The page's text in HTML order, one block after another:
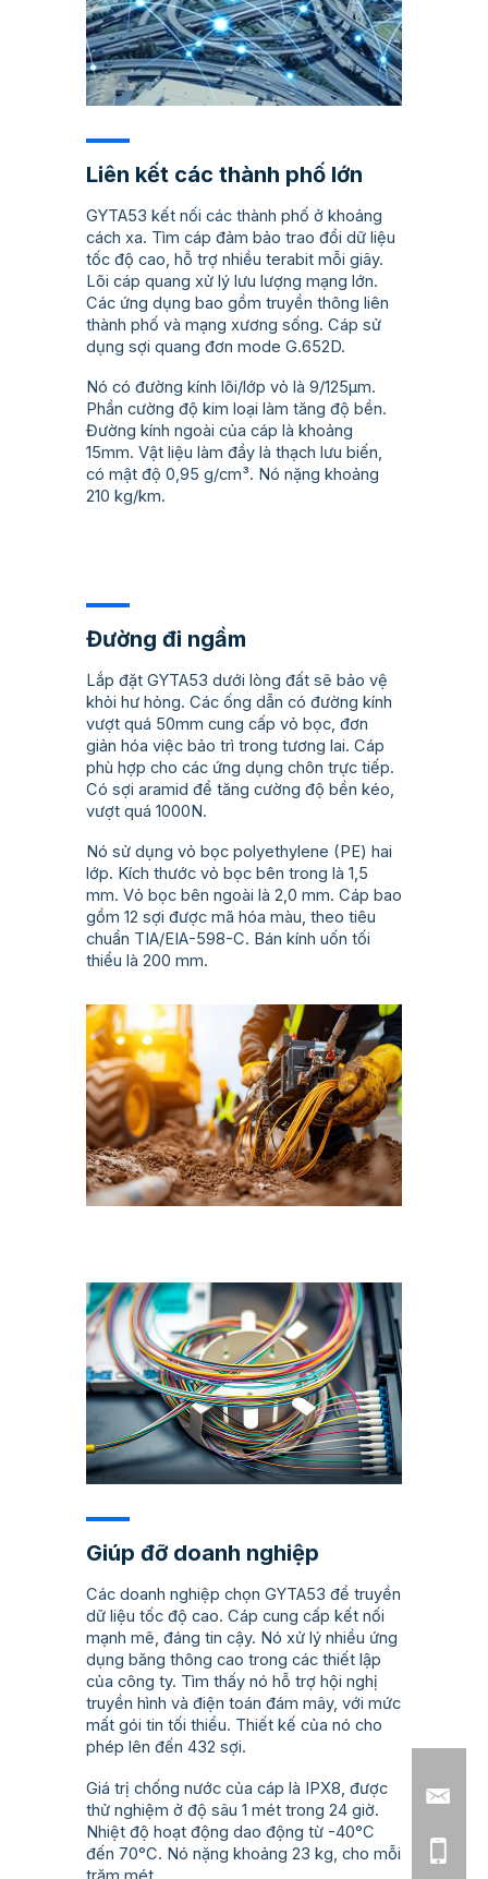
Liên kết các thành phố lớn
GYTA53 kết nối các thành phố ở khoảng
cách xa. Tìm cáp đảm bảo trao đổi dữ liệu
tốc độ cao, hỗ trợ nhiều terabit mỗi giây.
Lõi cáp quang xử lý lưu lượng mạng lớn.
Các ứng dụng bao gồm truyền thông liên
thành phố và mạng xương sống. Cáp sử
dụng sợi quang đơn mode G.652D.
Nó có đường kính lõi/lớp vỏ là 9/125µm.
Phần cường độ kim loại làm tăng độ bền.
Đường kính ngoài của cáp là khoảng
15mm. Vật liệu làm đầy là thạch lưu biến,
có mật độ 0,95 g/cm³. Nó nặng khoảng
210 kg/km.
Đường đi ngầm
Lắp đặt GYTA53 dưới lòng đất sẽ bảo vệ
khỏi hư hỏng. Các ống dẫn có đường kính
vượt quá 50mm cung cấp vỏ bọc, đơn
giản hóa việc bảo trì trong tương lai. Cáp
phù hợp cho các ứng dụng chôn trực tiếp.
Có sợi aramid để tăng cường độ bền kéo,
vượt quá 1000N.
Nó sử dụng vỏ bọc polyethylene (PE) hai
lớp. Kích thước vỏ bọc bên trong là 1,5
mm. Vỏ bọc bên ngoài là 2,0 mm. Cáp bao
gồm 12 sợi được mã hóa màu, theo tiêu
chuẩn TIA/EIA-598-C. Bán kính uốn tối
thiểu là 200 mm.
Giúp đỡ doanh nghiệp
Các doanh nghiệp chọn GYTA53 để truyền
dữ liệu tốc độ cao. Cáp cung cấp kết nối
mạnh mẽ, đáng tin cậy. Nó xử lý nhiều ứng
dụng băng thông cao trong các thiết lập
của công ty. Tìm thấy nó hỗ trợ hội nghị
truyền hình và điện toán đám mây, với mức
mất gói tin tối thiểu. Thiết kế của nó cho
phép lên đến 432 sợi.
Giá trị chống nước của cáp là IPX8, được
thử nghiệm ở độ sâu 1 mét trong 24 giờ.
Nhiệt độ hoạt động dao động từ -40°C
đến 70°C. Nó nặng khoảng 23 kg, cho mỗi